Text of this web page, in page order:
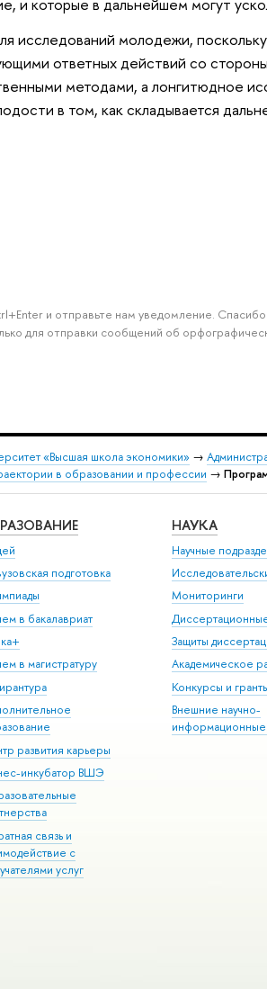
исследований молодежи,
ответных действий со
методами, а лонгитюдное
в том, как складывается
и отправьте нам уведомление. Спасибо
для отправки сообщений об
«Высшая школа экономики» →
в образовании и профессии →
подготовка
в бакалавриат
в магистратуру
развития карьеры
инкубатор ВШЭ
связь и
с
услуг
НАУКА
Научные
Мониторинги
Защиты
Академическое
Конкурсы и
Внешние научно-